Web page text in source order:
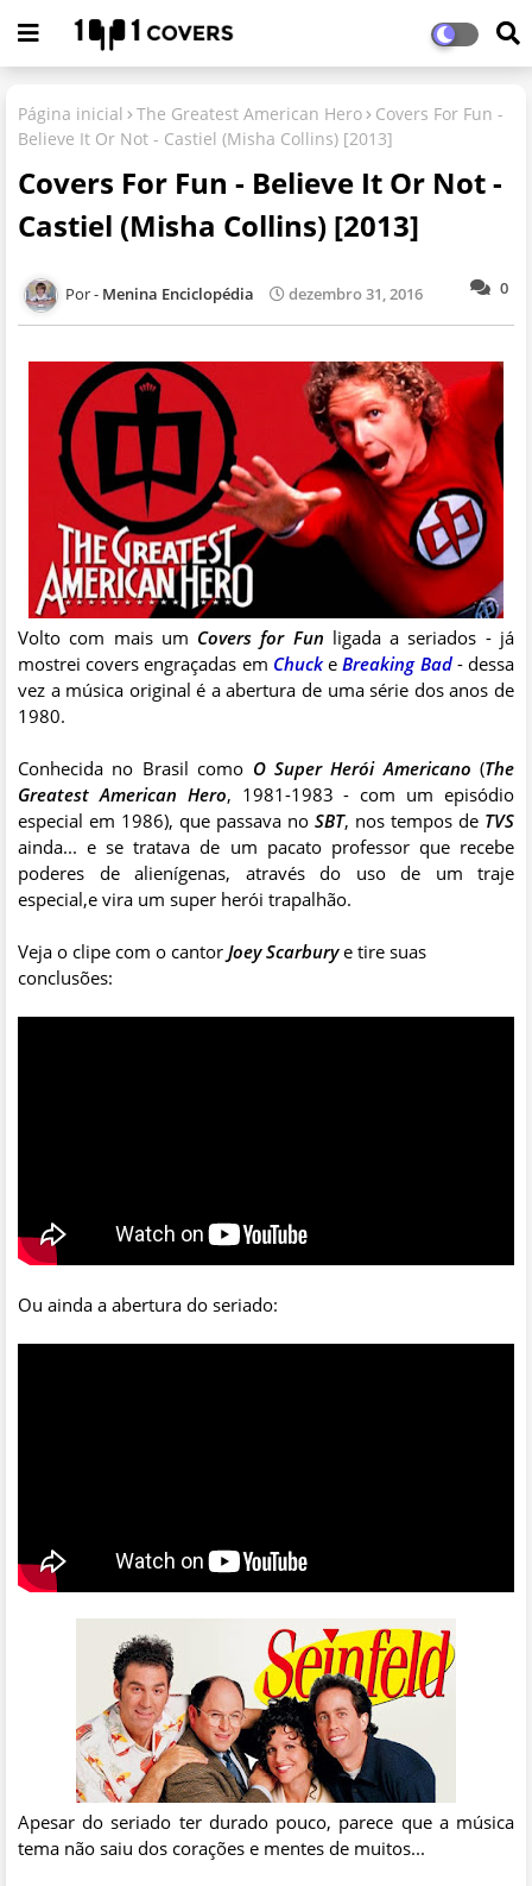
Página inicial The Greatest American Hero
Covers For Fun -
Believe It Or Not - Castiel (Misha Collins) [2013]
Covers For Fun - Believe It Or Not -
Castiel (Misha Collins) [2013]
0
Menina Enciclopédia dezembro 31, 2016
Volto com mais um Covers for Fun ligada a seriados - já
mostrei covers engraçadas em ChuckeBreaking Bad- dessa
vez a música original é a abertura de uma série dos anos de
1980.
Conhecida no Brasil como O Super Herói Americano (The
Greatest American Hero, 1981-1983 - com um episódio
especial em 1986), que passava no SBT, nos tempos de TVS
ainda... e se tratava de um pacato professor que recebe
poderes de alienígenas, através do uso de um traje
especial,e vira um super herói trapalhão.
Veja o clipe com o cantor Joey Scarburye tire suas
conclusões:
Ou ainda a abertura do seriado:
Apesar do seriado ter durado pouco, parece que a música
tema não saiu dos corações e mentes de muitos...